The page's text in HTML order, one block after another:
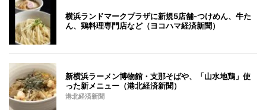
横浜ランドマークプラザに新規5店舗-つけめん、牛た
ん、鶏料理専門店など（ヨコハマ経済新聞）
新横浜ラーメン博物館・支那そばや、「山水地鶏」使
った新メニュー（港北経済新聞）
港北経済新聞